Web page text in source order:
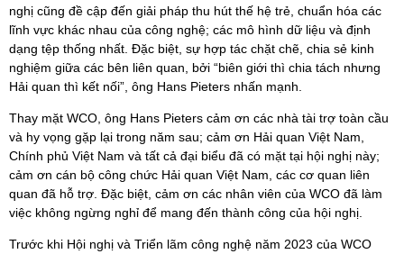
nghị cũng đề cập đến giải pháp thu hút thế hệ trẻ, chuẩn hóa các
lĩnh vực khác nhau của công nghệ; các mô hình dữ liệu và định
dạng tệp thống nhất. Đặc biệt, sự hợp tác chặt chẽ, chia sẻ kinh
nghiệm giữa các bên liên quan, bởi “biên giới thì chia tách nhưng
Hải quan thì kết nối”, ông Hans Pieters nhấn mạnh.
Thay mặt WCO, ông Hans Pieters cảm ơn các nhà tài trợ toàn cầu
và hy vọng gặp lại trong năm sau; cảm ơn Hải quan Việt Nam,
Chính phủ Việt Nam và tất cả đại biểu đã có mặt tại hội nghị này;
cảm ơn cán bộ công chức Hải quan Việt Nam, các cơ quan liên
quan đã hỗ trợ. Đặc biệt, cảm ơn các nhân viên của WCO đã làm
việc không ngừng nghỉ để mang đến thành công của hội nghị.
Trước khi Hội nghị và Triển lãm công nghệ năm 2023 của WCO